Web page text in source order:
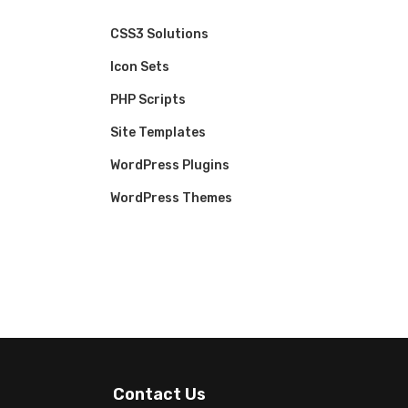
CSS3 Solutions
Icon Sets
PHP Scripts
Site Templates
WordPress Plugins
WordPress Themes
Contact Us